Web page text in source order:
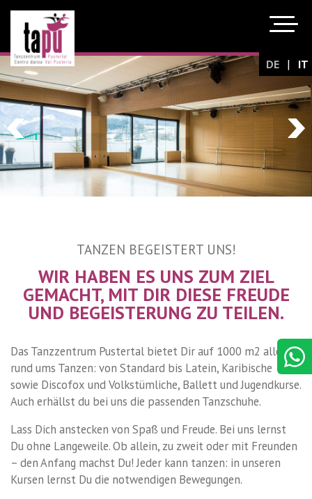
DE | IT
TANZEN BEGEISTERT UNS!
WIR HABEN ES UNS ZUM ZIEL
GEMACHT, MIT DIR DIESE FREUDE
UND BEGEISTERUNG ZU TEILEN.
Das Tanzzentrum Pustertal bietet Dir auf 1000 m2 alles
rund ums Tanzen: von Standard bis Latein, Karibische
sowie Discofox und Volkstümliche, Ballett und Jugendkurse.
Auch erhällst du bei uns die passenden Tanzschuhe.
Lass Dich anstecken von Spaß und Freude. Bei uns lernst
Du ohne Langeweile. Ob allein, zu zweit oder mit Freunden
– den Anfang machst Du! Jeder kann tanzen: in unseren
Kursen lernst Du die notwendigen Bewegungen.